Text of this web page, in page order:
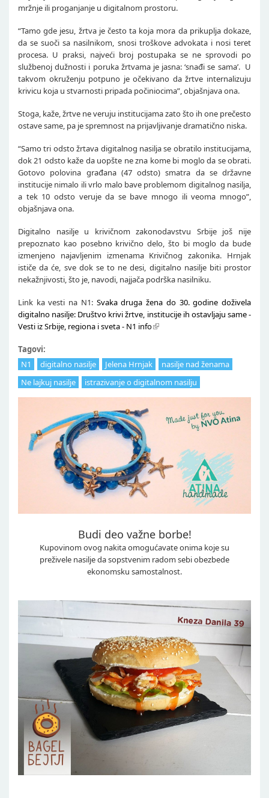
mržnje ili proganjanje u digitalnom prostoru.
“Tamo gde jesu, žrtva je često ta koja mora da prikuplja dokaze,
da se suoči sa nasilnikom, snosi troškove advokata i nosi teret
procesa. U praksi, najveći broj postupaka se ne sprovodi po
službenoj dužnosti i poruka žrtvama je jasna: ‘snađi se sama’. U
takvom okruženju potpuno je očekivano da žrtve internalizuju
krivicu koja u stvarnosti pripada počiniocima”, objašnjava ona.
Stoga, kaže, žrtve ne veruju institucijama zato što ih one prečesto
ostave same, pa je spremnost na prijavljivanje dramatično niska.
“Samo tri odsto žrtava digitalnog nasilja se obratilo institucijama,
dok 21 odsto kaže da uopšte ne zna kome bi moglo da se obrati.
Gotovo polovina građana (47 odsto) smatra da se državne
institucije nimalo ili vrlo malo bave problemom digitalnog nasilja,
a tek 10 odsto veruje da se bave mnogo ili veoma mnogo”,
objašnjava ona.
Digitalno nasilje u krivičnom zakonodavstvu Srbije još nije
prepoznato kao posebno krivično delo, što bi moglo da bude
izmenjeno najavljenim izmenama Krivičnog zakonika. Hrnjak
ističe da će, sve dok se to ne desi, digitalno nasilje biti prostor
nekažnjivosti, što je, navodi, najjača podrška nasilniku.
Link ka vesti na N1: Svaka druga žena do 30. godine doživela
digitalno nasilje: Društvo krivi žrtve, institucije ih ostavljaju same -
Vesti iz Srbije, regiona i sveta - N1 info
Tagovi:
N1
digitalno nasilje Jelena Hrnjak
nasilje nad ženama
Ne lajkuj nasilje
istrazivanje o digitalnom nasilju
Budi deo važne borbe!
Kupovinom ovog nakita omogućavate onima koje su
preživele nasilje da sopstvenim radom sebi obezbede
ekonomsku samostalnost.